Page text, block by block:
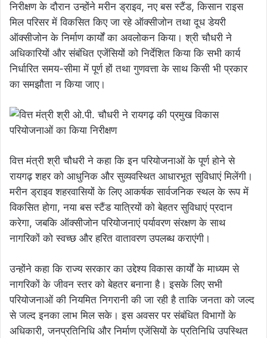
निरीक्षण के दौरान उन्होंने मरीन ड्राइव, नए बस स्टैंड, किसान राइस
मिल परिसर में विकसित किए जा रहे ऑक्सीजोन तथा दूध डेयरी
ऑक्सीजोन के निर्माण कार्यों का अवलोकन किया। श्री चौधरी ने
अधिकारियों और संबंधित एजेंसियों को निर्देशित किया कि सभी कार्य
निर्धारित समय-सीमा में पूर्ण हों तथा गुणवत्ता के साथ किसी भी प्रकार
का समझौता न किया जाए।
वित्त मंत्री श्री चौधरी ने कहा कि इन परियोजनाओं के पूर्ण होने से
रायगढ़ शहर को आधुनिक और सुव्यवस्थित आधारभूत सुविधाएं मिलेंगी।
मरीन ड्राइव शहरवासियों के लिए आकर्षक सार्वजनिक स्थल के रूप में
विकसित होगा, नया बस स्टैंड यात्रियों को बेहतर सुविधाएं प्रदान
करेगा, जबकि ऑक्सीजोन परियोजनाएं पर्यावरण संरक्षण के साथ
नागरिकों को स्वच्छ और हरित वातावरण उपलब्ध कराएंगी।
उन्होंने कहा कि राज्य सरकार का उद्देश्य विकास कार्यों के माध्यम से
नागरिकों के जीवन स्तर को बेहतर बनाना है। इसके लिए सभी
परियोजनाओं की नियमित निगरानी की जा रही है ताकि जनता को जल्द
से जल्द इनका लाभ मिल सके। इस अवसर पर संबंधित विभागों के
अधिकारी, जनप्रतिनिधि और निर्माण एजेंसियों के प्रतिनिधि उपस्थित